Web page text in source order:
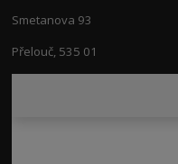
Smetanova 93
Přelouč, 535 01